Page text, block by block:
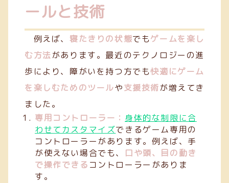
ールと技術
例えば、 寝たきりの状態でもゲームを楽し
む方法があります。最近のテクノロジーの進
歩により、障がいを持つ方でも快適にゲーム
を楽しむためのツールや支援技術が増えてき
ました。
専用コントローラー： 身体的な制限に合
わせてカスタマイズできるゲーム専用の
コントローラーがあります。例えば、手
が使えない場合でも、 口や頭、目の動き
で操作できる コントローラーがありま
す。